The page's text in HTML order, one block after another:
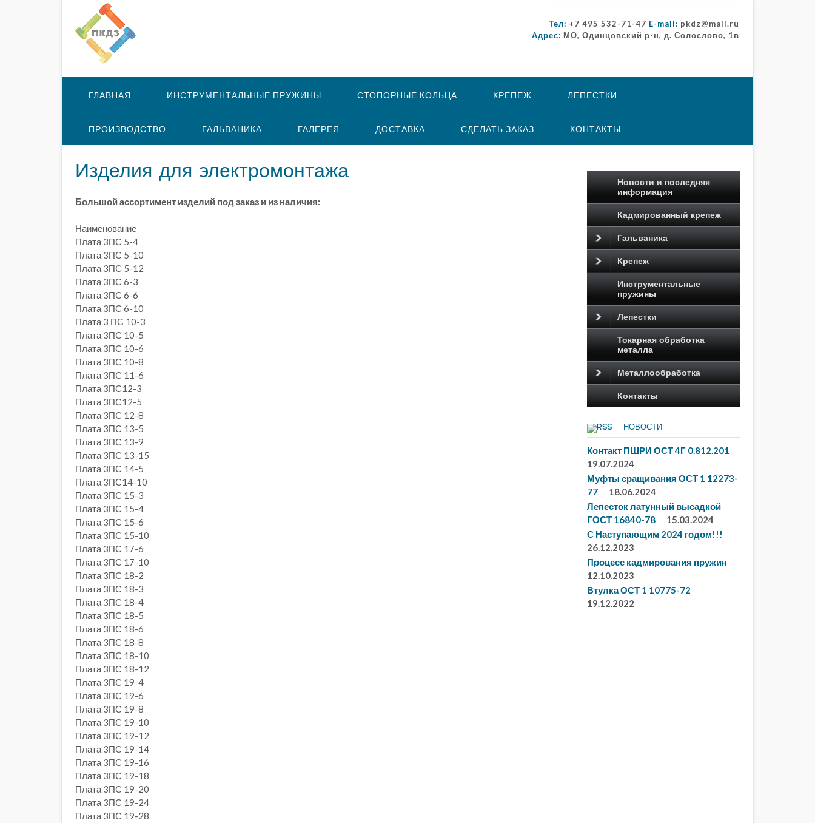
Тел: +7 495 532-71-47 E-mail: pkdz@mail.ru
Адрес: МО, Одинцовский р-н, д. Солослово, 1в
ГЛАВНАЯ ИНСТРУМЕНТАЛЬНЫЕ ПРУЖИНЫ СТОПОРНЫЕ КОЛЬЦА КРЕПЕЖ ЛЕПЕСТКИ
ПРОИЗВОДСТВО ГАЛЬВАНИКА ГАЛЕРЕЯ ДОСТАВКА СДЕЛАТЬ ЗАКАЗ КОНТАКТЫ
Изделия для электромонтажа
Большой ассортимент изделий под заказ и из наличия:
Наименование
Плата 3ПС 5-4
Плата 3ПС 5-10
Плата 3ПС 5-12
Плата 3ПС 6-3
Плата 3ПС 6-6
Плата 3ПС 6-10
Плата 3 ПС 10-3
Плата 3ПС 10-5
Плата 3ПС 10-6
Плата 3ПС 10-8
Плата 3ПС 11-6
Плата 3ПС12-3
Плата 3ПС12-5
Плата 3ПС 12-8
Плата 3ПС 13-5
Плата 3ПС 13-9
Плата 3ПС 13-15
Плата 3ПС 14-5
Плата 3ПС14-10
Плата 3ПС 15-3
Плата 3ПС 15-4
Плата 3ПС 15-6
Плата 3ПС 15-10
Плата 3ПС 17-6
Плата 3ПС 17-10
Плата 3ПС 18-2
Плата 3ПС 18-3
Плата 3ПС 18-4
Плата 3ПС 18-5
Плата 3ПС 18-6
Плата 3ПС 18-8
Плата 3ПС 18-10
Плата 3ПС 18-12
Плата 3ПС 19-4
Плата 3ПС 19-6
Плата 3ПС 19-8
Плата 3ПС 19-10
Плата 3ПС 19-12
Плата 3ПС 19-14
Плата 3ПС 19-16
Плата 3ПС 19-18
Плата 3ПС 19-20
Плата 3ПС 19-24
Плата 3ПС 19-28
Новости и последняя
информация
Кадмированный крепеж
Гальваника
Крепеж
Инструментальные
пружины
Лепестки
Токарная обработка
металла
Металлообработка
Контакты
НОВОСТИ
Контакт ПШРИ ОСТ 4Г 0.812.201
19.07.2024
Муфты сращивания ОСТ 1 12273-
77
18.06.2024
Лепесток латунный высадкой
ГОСТ 16840-78
15.03.2024
С Наступающим 2024 годом!!!
26.12.2023
Процесс кадмирования пружин
12.10.2023
Втулка ОСТ 1 10775-72
19.12.2022